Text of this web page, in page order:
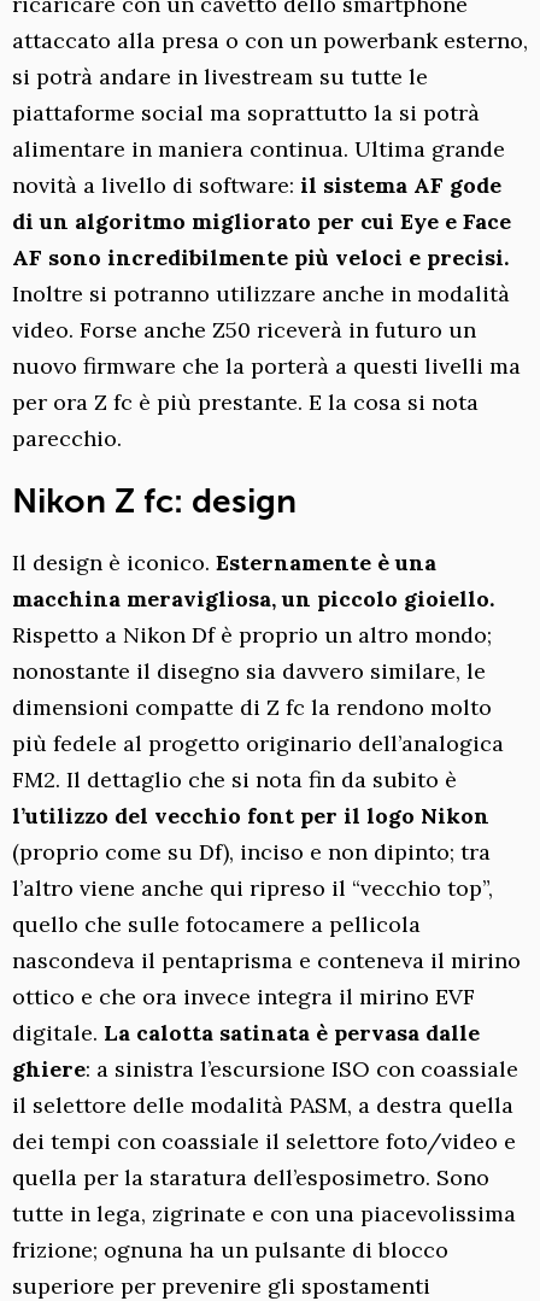
attaccato alla presa o con un powerbank esterno,
si potrà andare in livestream su tutte le
piattaforme social ma soprattutto la si potrà
alimentare in maniera continua. Ultima grande
novità a livello di software: il sistema AF gode
di un algoritmo migliorato per cui Eye e Face
AF sono incredibilmente più veloci e precisi.
Inoltre si potranno utilizzare anche in modalità
video. Forse anche Z50 riceverà in futuro un
nuovo firmware che la porterà a questi livelli ma
per ora Z fc è più prestante. E la cosa si nota
parecchio.
Nikon Z fc: design
Il design è iconico. Esternamente è una
macchina meravigliosa, un piccolo gioiello.
Rispetto a Nikon Df è proprio un altro mondo;
nonostante il disegno sia davvero similare, le
dimensioni compatte di Z fc la rendono molto
più fedele al progetto originario dell’analogica
FM2. Il dettaglio che si nota fin da subito è
l’utilizzo del vecchio font per il logo Nikon
(proprio come su Df), inciso e non dipinto; tra
l’altro viene anche qui ripreso il “vecchio top”,
quello che sulle fotocamere a pellicola
nascondeva il pentaprisma e conteneva il mirino
ottico e che ora invece integra il mirino EVF
digitale. La calotta satinata è pervasa dalle
ghiere: a sinistra l’escursione ISO con coassiale
il selettore delle modalità PASM, a destra quella
dei tempi con coassiale il selettore foto/video e
quella per la staratura dell’esposimetro. Sono
tutte in lega, zigrinate e con una piacevolissima
frizione; ognuna ha un pulsante di blocco
superiore per prevenire gli spostamenti